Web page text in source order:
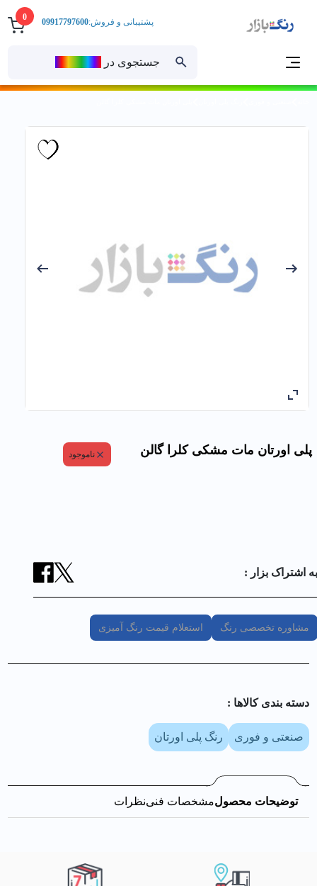
0
جستجوی در
پشتیبانی و فروش:09917797600
پلی اورتان مات مشکی کلرا گالن ناموجود
به اشتراک بزار :
مشاوره تخصصی رنگ استعلام قیمت رنگ آمیزی
دسته بندی کالا‌ها :
صنعتی و فوری رنگ پلی اورتان
توضیحات محصولمشخصات فنینظرات